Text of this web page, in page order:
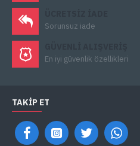
Sorunsuz iade
En iyi güvenlik özellikleri
TAKIP ET